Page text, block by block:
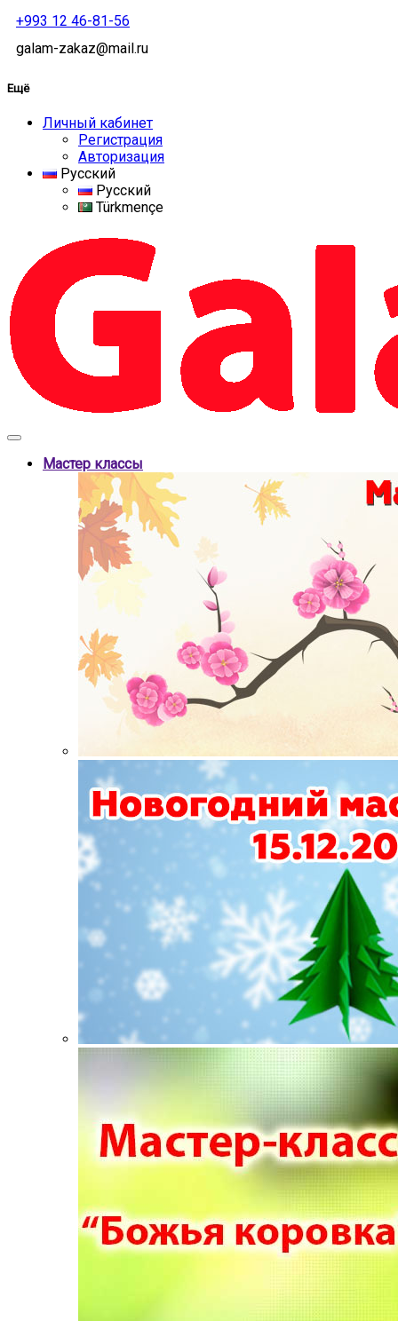
+993 12 46-81-56
galam-zakaz@mail.ru
Ещё
Личный кабинет
Регистрация
Авторизация
Русский
Русский
Türkmençe
Мастер классы